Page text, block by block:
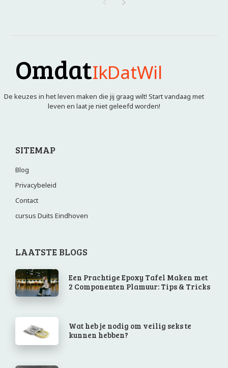
OmdatIkDatWil
De keuzes in het leven maken die jij graag wilt! Start vandaag met
leven en laat je niet geleefd worden!
SITEMAP
Blog
Privacybeleid
Contact
cursus Duits Eindhoven
LAATSTE BLOGS
Een Prachtige Epoxy Tafel Maken met
2 Componenten Plamuur: Tips & Tricks
Wat heb je nodig om veilig seks te
kunnen hebben?